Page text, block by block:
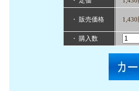
・ 販売価格
・ 購入数